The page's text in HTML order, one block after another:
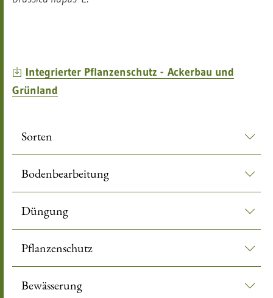
Integrierter Pflanzenschutz - Ackerbau und
Grünland
Sorten
Bodenbearbeitung
Düngung
Pflanzenschutz
Bewässerung